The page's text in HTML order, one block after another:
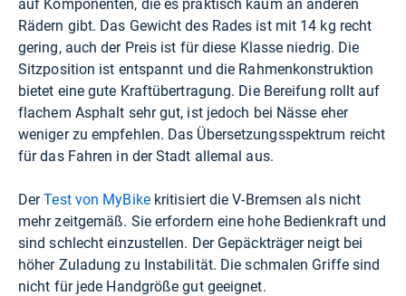
auf Komponenten, die es praktisch kaum an anderen
Rädern gibt. Das Gewicht des Rades ist mit 14 kg recht
gering, auch der Preis ist für diese Klasse niedrig. Die
Sitzposition ist entspannt und die Rahmenkonstruktion
bietet eine gute Kraftübertragung. Die Bereifung rollt auf
flachem Asphalt sehr gut, ist jedoch bei Nässe eher
weniger zu empfehlen. Das Übersetzungsspektrum reicht
für das Fahren in der Stadt allemal aus.
DerTest von MyBikekritisiert die V-Bremsen als nicht
mehr zeitgemäß. Sie erfordern eine hohe Bedienkraft und
sind schlecht einzustellen. Der Gepäckträger neigt bei
höher Zuladung zu Instabilität. Die schmalen Griffe sind
nicht für jede Handgröße gut geeignet.